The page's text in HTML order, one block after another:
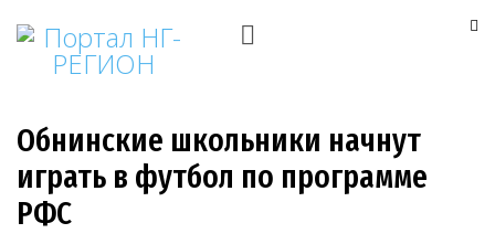
Обнинские школьники начнут
играть в футбол по программе
РФС